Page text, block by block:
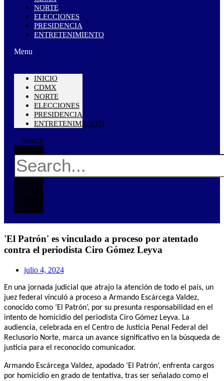
NORTE
ELECCIONES
PRESIDENCIA
ENTRETENIMIENTO
Menu
INICIO
CDMX
NORTE
ELECCIONES
PRESIDENCIA
ENTRETENIMIENTO
Search
'El Patrón' es vinculado a proceso por atentado
contra el periodista Ciro Gómez Leyva
julio 4, 2024
En una jornada judicial que atrajo la atención de todo el país, un
juez federal vinculó a proceso a Armando Escárcega Valdez,
conocido como ‘El Patrón’, por su presunta responsabilidad en el
intento de homicidio del periodista Ciro Gómez Leyva. La
audiencia, celebrada en el Centro de Justicia Penal Federal del
Reclusorio Norte, marca un avance significativo en la búsqueda de
justicia para el reconocido comunicador.
Armando Escárcega Valdez, apodado ‘El Patrón’, enfrenta cargos
por homicidio en grado de tentativa, tras ser señalado como el